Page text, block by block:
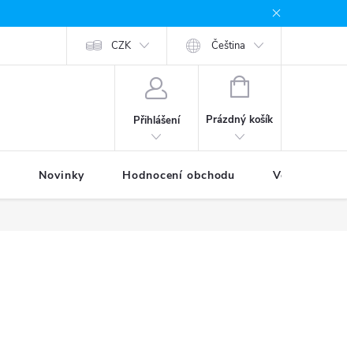
Provizní systém Moje objednávka
CZK Čeština
Přihlášení
NÁKUPNÍ
Prázdný košík
Novinky Hodnocení obchodu Věrnostní